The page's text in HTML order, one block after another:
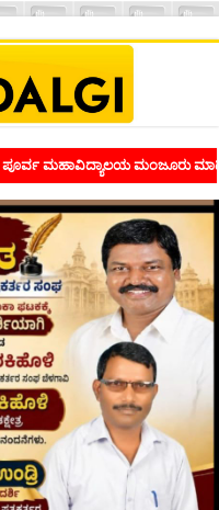
ಸಂಭ್ರಮ ಭಾವನೆಗಳನ್ನು ಕಟ್ಟಿಕೊಡುವ